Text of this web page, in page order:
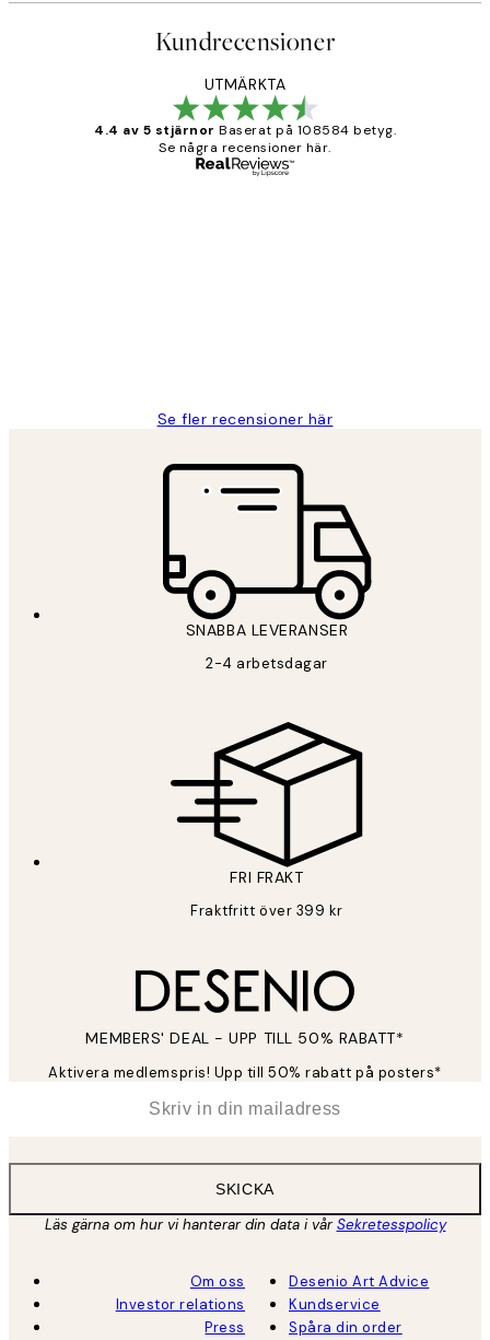
Kundrecensioner
UTMÄRKTA
4.4 av 5 stjärnor Baserat på 108584 betyg.
Se några recensioner här.
Se fler recensioner här
SNABBA LEVERANSER
2-4 arbetsdagar
FRI FRAKT
Fraktfritt över 399 kr
MEMBERS' DEAL - UPP TILL 50% RABATT*
Aktivera medlemspris! Upp till 50% rabatt på posters*
SKICKA
Läs gärna om hur vi hanterar din data i vårSekretesspolicy
Om oss
Investor relations
Press
Desenio Art Advice
Kundservice
Spåra din order